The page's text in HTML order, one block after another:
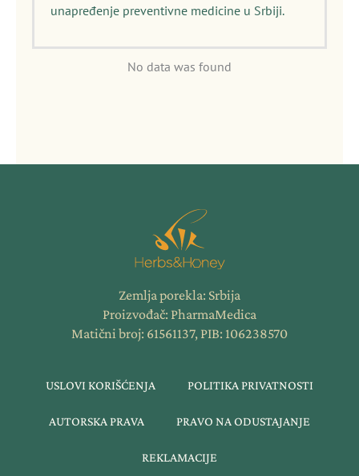
unapređenje preventivne medicine u Srbiji.
No data was found
Zemlja porekla: Srbija
Proizvođač: PharmaMedica
Matični broj: 61561137, PIB: 106238570
USLOVI KORIŠĆENJA POLITIKA PRIVATNOSTI
AUTORSKA PRAVA PRAVO NA ODUSTAJANJE
REKLAMACIJE